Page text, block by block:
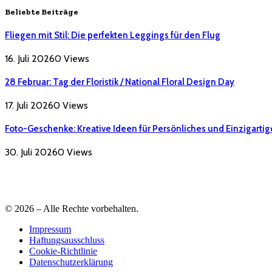
Beliebte Beiträge
Fliegen mit Stil: Die perfekten Leggings für den Flug
16. Juli 20260 Views
28 Februar: Tag der Floristik / National Floral Design Day
17. Juli 20260 Views
Foto-Geschenke: Kreative Ideen für Persönliches und
30. Juli 20260 Views
© 2026 – Alle Rechte vorbehalten.
Impressum
Haftungsausschluss
Cookie-Richtlinie
Datenschutzerklärung